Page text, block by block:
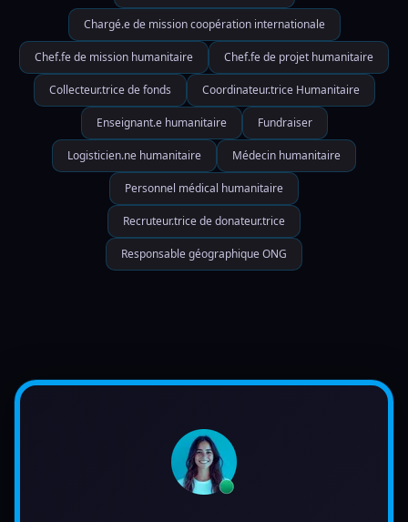
Chargé.e de mission coopération internationale
Chef.fe de mission humanitaire Chef.fe de projet humanitaire
Collecteur.trice de fonds Coordinateur.trice Humanitaire
Enseignant.e humanitaire Fundraiser
Logisticien.ne humanitaire Médecin humanitaire
Personnel médical humanitaire
Recruteur.trice de donateur.trice
Responsable géographique ONG